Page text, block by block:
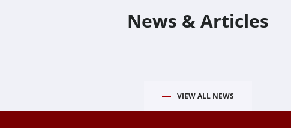
News & Articles
VIEW ALL NEWS